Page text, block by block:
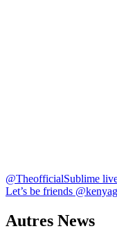
Navigation
de
l’article
@TheofficialSublime
Let’s be friends
Autres News